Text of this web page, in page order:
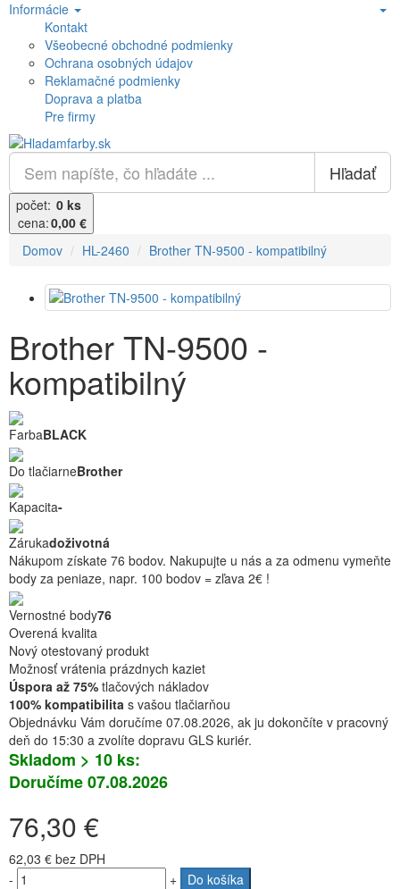
Informácie
Kontakt
Všeobecné obchodné podmienky
Ochrana osobných údajov
Reklamačné podmienky
Doprava a platba
Pre firmy
Hľadať
počet: 0 ks
cena:0,00 €
Domov
HL-2460 Brother TN-9500 - kompatibilný
Brother TN-9500 -
kompatibilný
FarbaBLACK
Do tlačiarneBrother
Kapacita-
Zárukadoživotná
Nákupom získate 76 bodov. Nakupujte u nás a za odmenu vymeňte
body za peniaze, napr. 100 bodov = zľava 2€ !
Vernostné body76
Overená kvalita
Nový otestovaný produkt
Možnosť vrátenia prázdnych kaziet
Úspora až 75% tlačových nákladov
100% kompatibilita s vašou tlačiarňou
Objednávku Vám doručíme 07.08.2026, ak ju dokončíte v pracovný
deň do 15:30 a zvolíte dopravu GLS kuriér.
Skladom > 10 ks:
Doručíme 07.08.2026
76,30 €
62,03 € bez DPH
-
+
Do košíka